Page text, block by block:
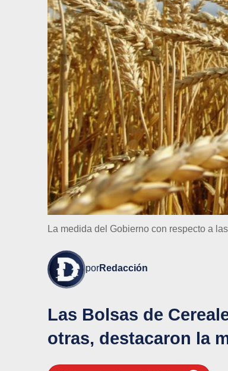
La medida del Gobierno con respecto a
porRedacción
Las Bolsas de
otras, destacaron la